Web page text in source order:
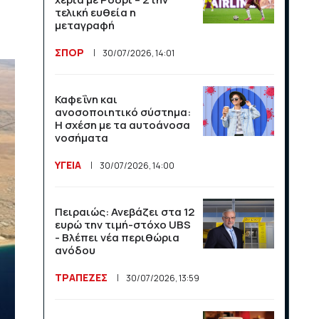
League και το Athens
Open στις αθλητικές
μεταδόσεις
Μαχητικά F-35
υποδέχθηκαν την εθνική
Νορβηγίας στο Όσλο
ΣΠΟΡ 14/07/2026, 13:36
Βραχνάδα στη φωνή: Πότε
χρειάζεται περαιτέρω
έλεγχο;
τελική ευθεία η
μεταγραφή
ΣΠΟΡ 30/07/2026, 14:01
Καφεΐνη και
ανοσοποιητικό σύστημα:
Η σχέση με τα αυτοάνοσα
νοσήματα
ΥΓΕΙΑ 30/07/2026, 14:00
Πειραιώς: Ανεβάζει στα 12
ευρώ την τιμή-στόχο UBS
- Βλέπει νέα περιθώρια
ανόδου
ΤΡΑΠΕΖΕΣ 30/07/2026, 13:59